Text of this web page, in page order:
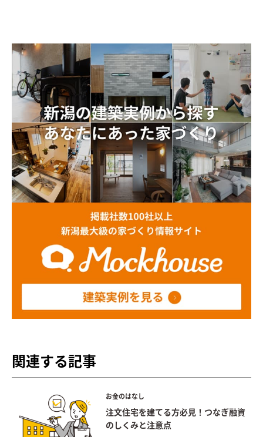
関連する記事
お金のはなし
注文住宅を建てる方必見！つなぎ融資
のしくみと注意点